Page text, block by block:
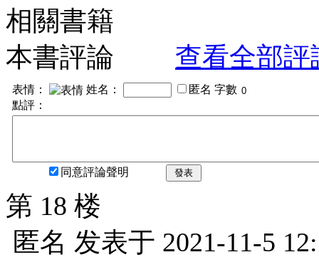
相關書籍
本書評論
查看全部評
表情： 姓名： 匿名 字數
點評：
同意評論聲明 發表
第 18 楼
匿名 发表于 2021-11-5